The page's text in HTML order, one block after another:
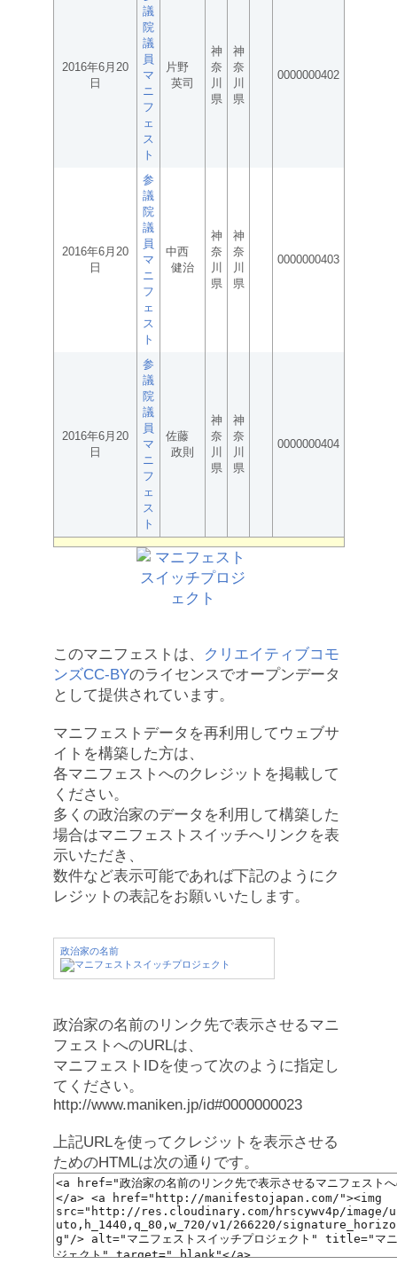
2016年6月20
日
議
院
議
員
マ
ニ
フ
ェ
ス
ト
片野
英司
神
奈
川
県
神
奈
川
県
0000000402
2016年6月20
日
参
議
院
議
員
マ
ニ
フ
ェ
ス
ト
中西
健治
神
奈
川
県
神
奈
川
県
0000000403
2016年6月20
日
参
議
院
議
員
マ
ニ
フ
ェ
ス
ト
佐藤
政則
神
奈
川
県
神
奈
川
県
0000000404
このマニフェストは、
クリエイティブコモ
ンズCC-BYのライセンスでオープンデータ
として提供されています。
マニフェストデータを再利用してウェブサ
イトを構築した方は、
各マニフェストへのクレジットを掲載して
ください。
多くの政治家のデータを利用して構築した
場合はマニフェストスイッチへリンクを表
示いただき、
数件など表示可能であれば下記のようにク
レジットの表記をお願いいたします。
政治家の名前
政治家の名前のリンク先で表示させるマニ
フェストへのURLは、
マニフェストIDを使って次のように指定し
てください。
http://www.maniken.jp/id#0000000023
上記URLを使ってクレジットを表示させる
ためのHTMLは次の通りです。